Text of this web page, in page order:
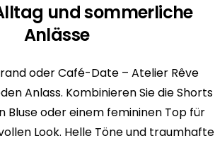
und sommerliche
Anlässe
oder Café-Date – Atelier Rêve
Anlass. Kombinieren Sie die Shorts
Bluse oder einem femininen Top für
Look. Helle Töne und traumhafte